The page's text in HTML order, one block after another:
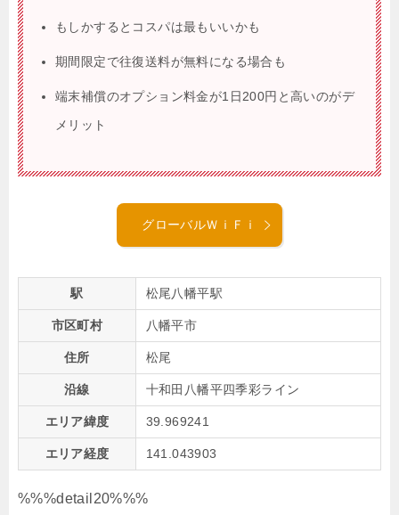
もしかするとコスパは最もいいかも
期間限定で往復送料が無料になる場合も
端末補償のオプション料金が1日200円と高いのがデ
メリット
グローバルＷｉＦｉ
駅 松尾八幡平駅
市区町村 八幡平市
住所 松尾
沿線 十和田八幡平四季彩ライン
エリア緯度 39.969241
エリア経度 141.043903
%%%detail20%%%